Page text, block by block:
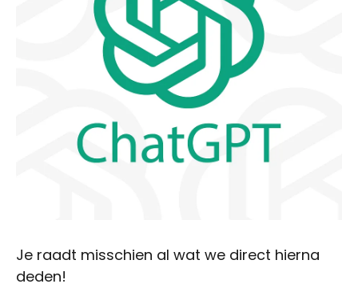
Je raadt misschien al wat we direct hierna
deden!